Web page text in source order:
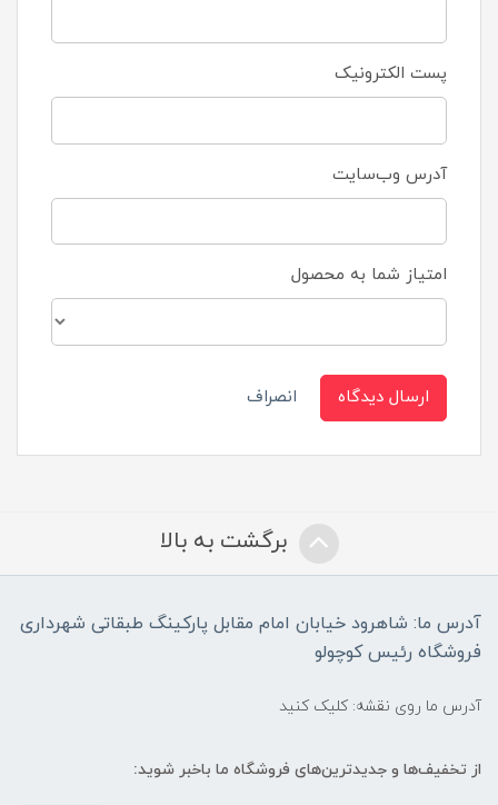
پست الکترونیک
آدرس وب‌سایت
امتیاز شما به محصول
ارسال دیدگاه انصراف
برگشت به بالا
آدرس ما: شاهرود خیابان امام مقابل پارکینگ طبقاتی شهرداری
فروشگاه رئیس کوچولو
آدرس ما روی نقشه: کلیک کنید
از تخفیف‌ها و جدیدترین‌های فروشگاه ما باخبر شوید: